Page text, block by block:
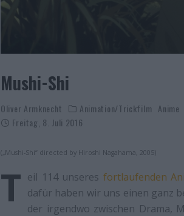
Mushi-Shi
Oliver Armknecht Animation/Trickfilm Anime
Freitag, 8. Juli 2016
(„Mushi-Shi“ directed by Hiroshi Nagahama, 2005)
T eil 114 unseres fortlaufenden
dafür haben wir uns einen ganz
der irgendwo zwischen Drama,